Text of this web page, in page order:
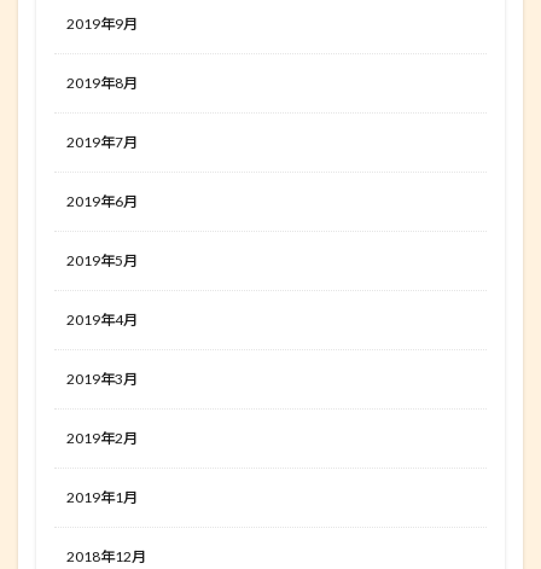
2019年9月
2019年8月
2019年7月
2019年6月
2019年5月
2019年4月
2019年3月
2019年2月
2019年1月
2018年12月